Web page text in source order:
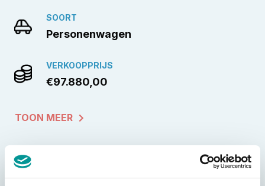
SOORT
Personenwagen
VERKOOPPRIJS
€97.880,00
TOON MEER